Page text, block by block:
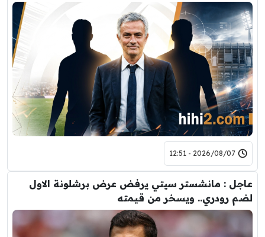
2026/08/07 - 12:51
عاجل : مانشستر سيتي يرفض عرض برشلونة الاول
لضم رودري.. ويسخر من قيمته